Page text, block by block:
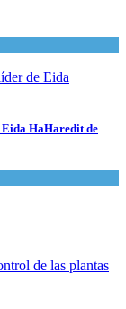
HaHaredit de